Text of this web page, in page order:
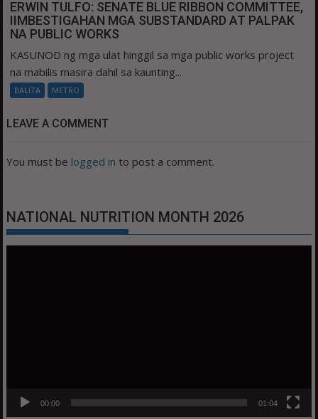
ERWIN TULFO: SENATE BLUE RIBBON COMMITTEE,
IIMBESTIGAHAN MGA SUBSTANDARD AT PALPAK
NA PUBLIC WORKS
KASUNOD ng mga ulat hinggil sa mga public works project
na mabilis masira dahil sa kaunting...
BALITA METRO
LEAVE A COMMENT
You must be logged in to post a comment.
NATIONAL NUTRITION MONTH 2026
00:00 01:04